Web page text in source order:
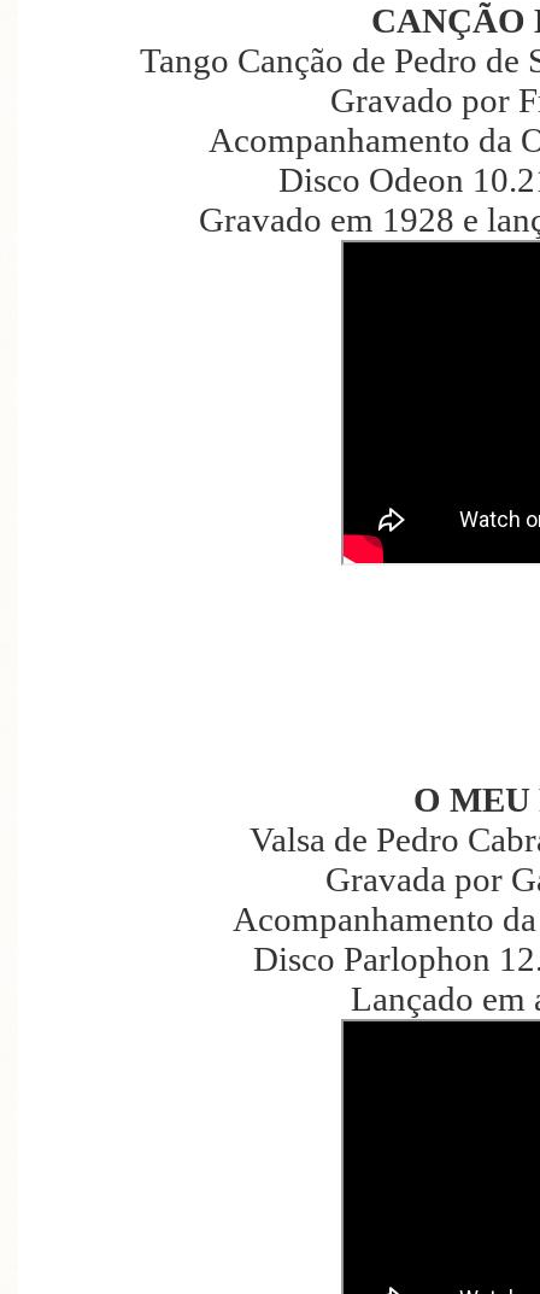
CANÇÃO
Tango Canção de Pedro de
Gravado por
Acompanhamento da
Disco Odeon
Gravado em 1928 e
O MEU
Valsa de Pedro
Gravada por
Acompanhamento
Disco Parlophon
Lançado em